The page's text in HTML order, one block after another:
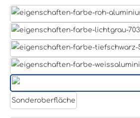
Sonderoberfläche